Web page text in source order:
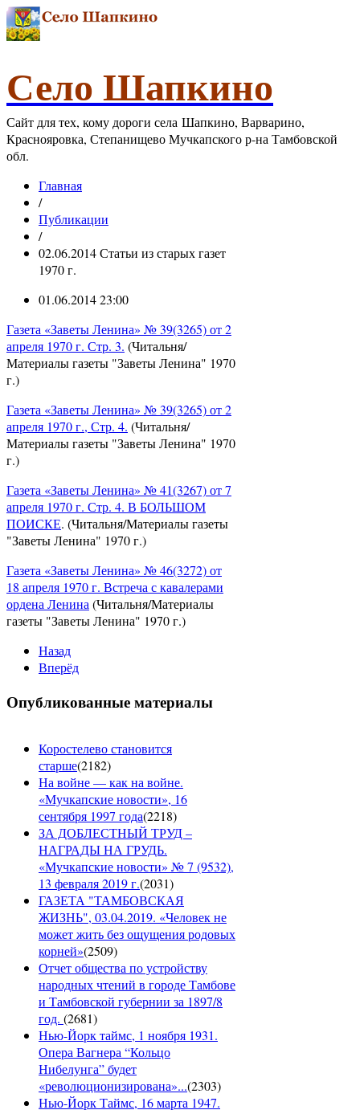
Село Шапкино
Сайт для тех, кому дороги села Шапкино, Варварино,
Краснояровка, Степанищево Мучкапского р-на Тамбовской
обл.
Главная
/
Публикации
/
02.06.2014 Статьи из старых газет
1970 г.
01.06.2014 23:00
Газета «Заветы Ленина» № 39(3265) от 2
апреля 1970 г. Стр. 3. (Читальня/
Материалы газеты "Заветы Ленина" 1970
г.)
Газета «Заветы Ленина» № 39(3265) от 2
апреля 1970 г., Стр. 4. (Читальня/
Материалы газеты "Заветы Ленина" 1970
г.)
Газета «Заветы Ленина» № 41(3267) от 7
апреля 1970 г. Стр. 4. В БОЛЬШОМ
ПОИСКЕ. (Читальня/Материалы газеты
"Заветы Ленина" 1970 г.)
Газета «Заветы Ленина» № 46(3272) от
18 апреля 1970 г. Встреча с кавалерами
ордена Ленина (Читальня/Материалы
газеты "Заветы Ленина" 1970 г.)
Назад
Вперёд
Опубликованные материалы
Коростелево становится
старше(2182)
На войне — как на войне.
«Мучкапские новости», 16
сентября 1997 года(2218)
ЗА ДОБЛЕСТНЫЙ ТРУД –
НАГРАДЫ НА ГРУДЬ.
«Мучкапские новости» № 7 (9532),
13 февраля 2019 г.(2031)
ГАЗЕТА "ТАМБОВСКАЯ
ЖИЗНЬ", 03.04.2019. «Человек не
может жить без ощущения родовых
корней»(2509)
Отчет общества по устройству
народных чтений в городе Тамбове
и Тамбовской губернии за 1897/8
год. (2681)
Нью-Йорк таймс, 1 ноября 1931.
Опера Вагнера “Кольцо
Нибелунга” будет
«революционизирована»...(2303)
Нью-Йорк Таймс, 16 марта 1947.